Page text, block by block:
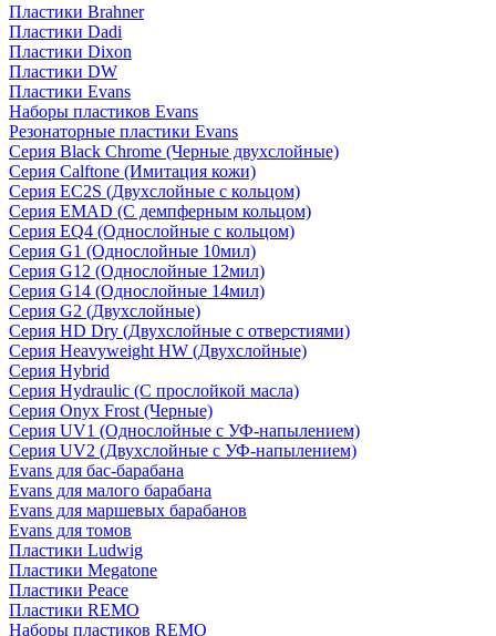
Пластики Brahner
Пластики Dadi
Пластики Dixon
Пластики DW
Пластики Evans
Наборы пластиков Evans
Резонаторные пластики Evans
Серия Black Chrome (Черные двухслойные)
Серия Calftone (Имитация кожи)
Серия EC2S (Двухслойные с кольцом)
Серия EMAD (С демпферным кольцом)
Серия EQ4 (Однослойные с кольцом)
Серия G1 (Однослойные 10мил)
Серия G12 (Однослойные 12мил)
Серия G14 (Однослойные 14мил)
Серия G2 (Двухслойные)
Серия HD Dry (Двухслойные с отверстиями)
Серия Heavyweight HW (Двухслойные)
Серия Hybrid
Серия Hydraulic (С прослойкой масла)
Серия Onyx Frost (Черные)
Серия UV1 (Однослойные с УФ-напылением)
Серия UV2 (Двухслойные с УФ-напылением)
Evans для бас-барабана
Evans для малого барабана
Evans для маршевых барабанов
Evans для томов
Пластики Ludwig
Пластики Megatone
Пластики Peace
Пластики REMO
Наборы пластиков REMO